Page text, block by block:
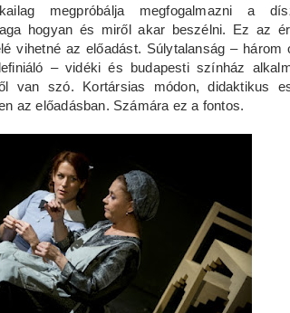
megpróbálja megfogalmazni a
hogyan és miről akar beszélni. Ez az
vihetné az előadást. Súlytalanság – három
– vidéki és budapesti színház
van szó. Kortársias módon, didaktikus
az előadásban. Számára ez a fontos.